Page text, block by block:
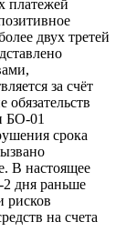
платежей
двух третей
за счёт
БО-01
срока
В настоящее
2 дня раньше
рисков
на счета